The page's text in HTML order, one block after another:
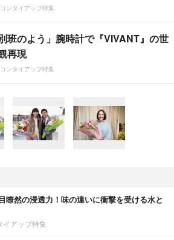
ンタイアップ特集
別班のよう」腕時計で『VIVANT』の世
再現
ンタイアップ特集
瞭然の浸透力！味の違いに衝撃を受ける水と
イアップ特集